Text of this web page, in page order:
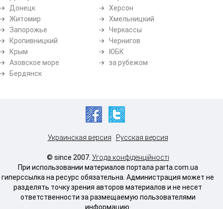
Донецк
Житомир
Запорожье
Кропивницкий
Крым
Азовское море
Бердянск
Херсон
Хмельницкий
Черкассы
Чернигов
ЮБК
за рубежом
Украинская версия Русская версия
© since 2007. Угода конфіденційності
При использовании материалов портала parta.com.ua
гиперссылка на ресурс обязательна. Администрация может не
разделять точку зрения авторов материалов и не несет
ответственности за размещаемую пользователями
информацию.